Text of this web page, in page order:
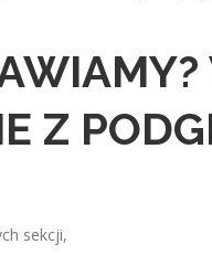
Z
sekcji,